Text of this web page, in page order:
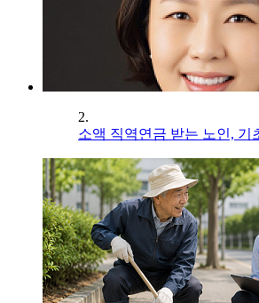
2.
소액 직역연금 받는 노인, 기